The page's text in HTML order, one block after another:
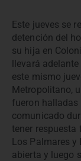
Este jueves se
detención del
su hija en
llevará
este mismo
Metropolitano,
fueron halladas
comunicado
tener respuesta
Los Palmares y
abierta y luego